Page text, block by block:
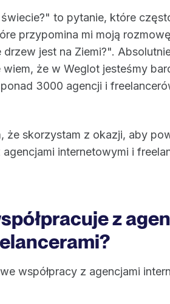
to pytanie, które
przypomina mi moją
jest na Ziemi?".
wiem, że w Weglot jesteśmy
3000 agencji i
że skorzystam z okazji, aby
internetowymi i
z
współpracy z agencjami